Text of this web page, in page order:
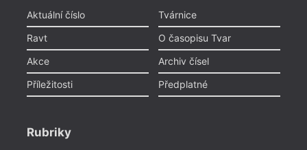
Aktuální číslo
Ravt
Akce
Příležitosti
Tvárnice
O časopisu Tvar
Archiv čísel
Předplatné
Rubriky